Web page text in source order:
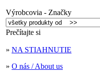
Výrobcovia - Značky
Prečítajte si
» NA STIAHNUTIE
» O nás / About us